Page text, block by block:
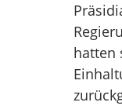
hatten